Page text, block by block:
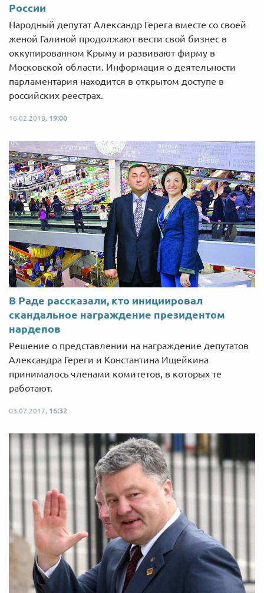
России
Народный депутат Александр Герега вместе со своей
женой Галиной продолжают вести свой бизнес в
оккупированном Крыму и развивают фирму в
Московской области. Информация о деятельности
парламентария находится в открытом доступе в
российских реестрах.
16.02.2018, 19:00
В Раде рассказали, кто инициировал
скандальное награждение президентом
нардепов
Решение о представлении на награждение депутатов
Александра Гереги и Константина Ищейкина
принималось членами комитетов, в которых те
работают.
03.07.2017, 16:32